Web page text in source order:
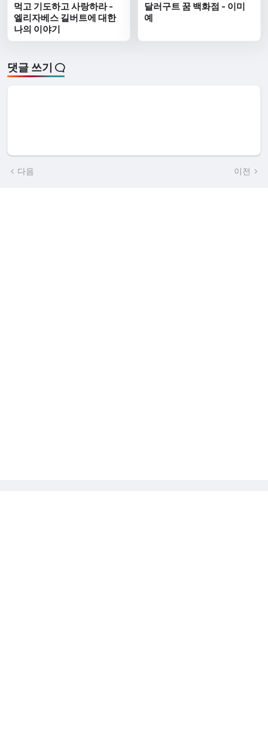
먹고 기도하고 사랑하라 -
엘리자베스 길버트에 대한
나의 이야기
달러구트 꿈 백화점 - 이미
예
댓글 쓰기
다음 이전